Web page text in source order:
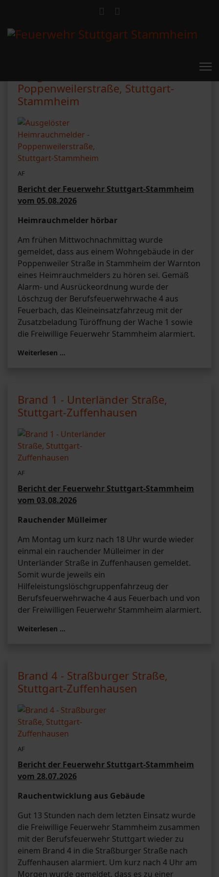
Poppenweilerstraße, Stuttgart-
Stammheim
AF
Bericht der Feuerwehr Stuttgart-Stammheim
vom 05.08.2026
Heimrauchmelder hörbar
Am frühen Mittwochnachmittag wurde
gemeldet, dass aus einem Wohngebäude in der
Poppenweiler Straße in Stammheim der Warnton
eines Heimrauchmelders zu hören sei. Gemäß
Alarm- und Ausrückeordnung wurde der
Löschzug der Berufsfeuerwehrwache 4 aus
Feuerbach, das Kleineinsatzfahrzeug mit der
Zusatzbeladung Türöffnung der Wache 1 sowie
die Freiwillige Feuerwehr Stammheim alarmiert.
Weiterlesen …
Brand 1 - Unterländer Straße,
Stuttgart-Zuffenhausen
AF
Bericht der Feuerwehr Stuttgart-Stammheim
vom 03.08.2026
Rauchender Mülleimer
Am Montag um kurz nach 18 Uhr wurde wieder
einmal ein rauchender Mülleimer in der
Unterländer Straße in Zuffenhausen gemeldet.
Somit wurde jeweils ein
Hilfeleistungslöschgruppenfahrzeug der
Berufsfeuerwehrwache 4 aus Feuerbach und von
der Freiwilligen Feuerwehr Stammheim alarmiert.
Weiterlesen …
Brand 4 - Straßburger Straße,
Stuttgart-Zuffenhausen
AF
Bericht der Feuerwehr Stuttgart-Stammheim
vom 28.07.2026
Rauchentwicklung aus Gebäude
Gut 13 Stunden nach dem letzten Einsatz wurde
die Freiwillige Feuerwehr Stammheim zusammen
mit der Berufsfeuerwehr Stuttgart wieder zu
einem Brand 4 in die Straßburger Straße nach
Zuffenhausen alarmiert. Um kurz nach 4 Uhr am
Morgen wurde gemeldet, dass es zu einer